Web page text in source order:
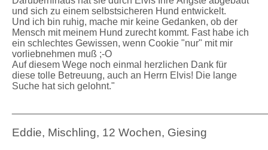
und sich zu einem selbstsicheren Hund entwickelt.
Und ich bin ruhig, mache mir keine Gedanken, ob der
Mensch mit meinem Hund zurecht kommt. Fast habe ich
ein schlechtes Gewissen, wenn Cookie "nur" mit mir
vorliebnehmen muß ;-O
Auf diesem Wege noch einmal herzlichen Dank für
diese tolle Betreuung, auch an Herrn Elvis! Die lange
Suche hat sich gelohnt."
Eddie, Mischling, 12 Wochen, Giesing